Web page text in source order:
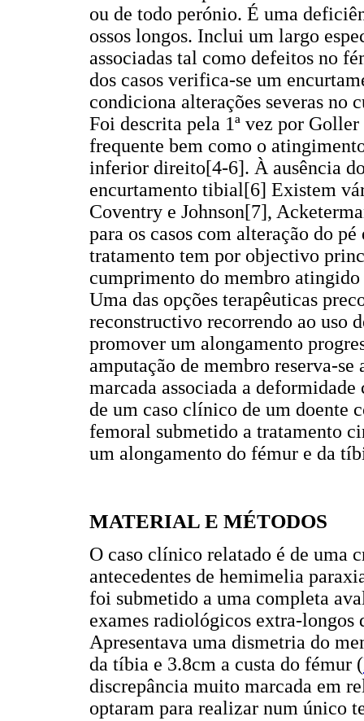
ou de todo perónio. É uma
ossos longos. Inclui um largo
associadas tal como defeitos no
dos casos verifica-se um
condiciona alterações severas
Foi descrita pela 1ª vez por
frequente bem como o
inferior direito[4-6]. À ausência
encurtamento tibial[6] Existem
Coventry e Johnson[7],
para os casos com alteração do
tratamento tem por objectivo
cumprimento do membro atingido
Uma das opções terapêuticas
reconstructivo recorrendo ao uso
promover um alongamento
amputação de membro reserva-
marcada associada a
de um caso clínico de um doente
femoral submetido a tratamento
um alongamento do fémur e da
MATERIAL E MÉTODOS
O caso clínico relatado é de uma
antecedentes de hemimelia
foi submetido a uma completa
exames radiológicos extra-
Apresentava uma dismetria do
da tíbia e 3.8cm a custa do fémur (
discrepância muito marcada em
optaram para realizar num único